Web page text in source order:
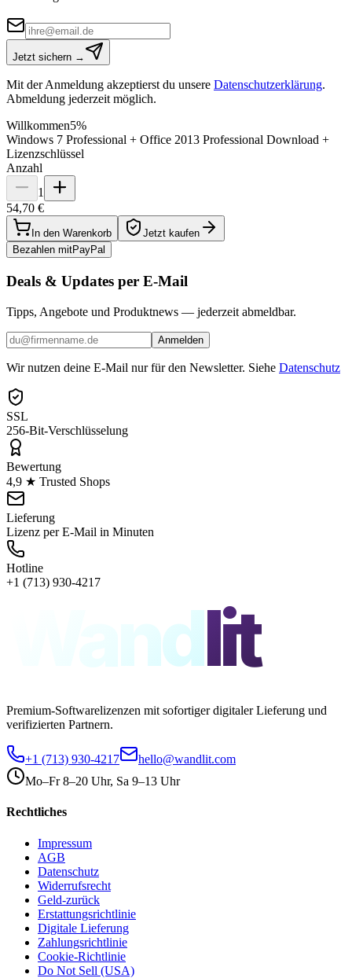
Jetzt sichern →
Mit der Anmeldung akzeptierst du unsere Datenschutzerklärung.
Abmeldung jederzeit möglich.
Willkommen5%
Windows 7 Professional + Office 2013 Professional Download +
Lizenzschlüssel
Anzahl
1
54,70 €
In den Warenkorb
Jetzt kaufen
Bezahlen mitPayPal
Deals & Updates per E-Mail
Tipps, Angebote und Produktnews — jederzeit abmeldbar.
Anmelden
Wir nutzen deine E-Mail nur für den Newsletter. Siehe Datenschutz
SSL
256-Bit-Verschlüsselung
Bewertung
4,9 ★ Trusted Shops
Lieferung
Lizenz per E-Mail in Minuten
Hotline
+1 (713) 930-4217
Wandlit
Premium-Softwarelizenzen mit sofortiger digitaler Lieferung und
verifizierten Partnern.
+1 (713) 930-4217
hello@wandlit.com
Mo–Fr 8–20 Uhr, Sa 9–13 Uhr
Rechtliches
Impressum
AGB
Datenschutz
Widerrufsrecht
Geld-zurück
Erstattungsrichtlinie
Digitale Lieferung
Zahlungsrichtlinie
Cookie-Richtlinie
Do Not Sell (USA)